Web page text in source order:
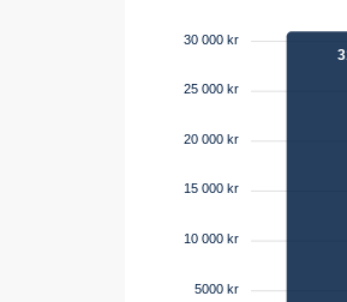
30 000 kr
25 000 kr
20 000 kr
15 000 kr
10 000 kr
5000 kr